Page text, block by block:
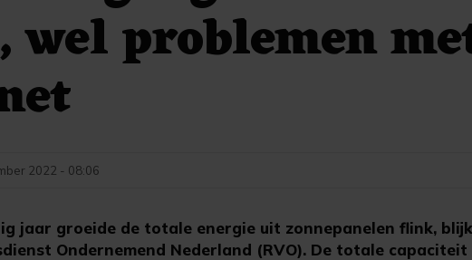
wel problemen
jaar groeide de totale energie uit zonnepanelen flink,
Ondernemend Nederland (RVO). De totale
2022 - 08:06